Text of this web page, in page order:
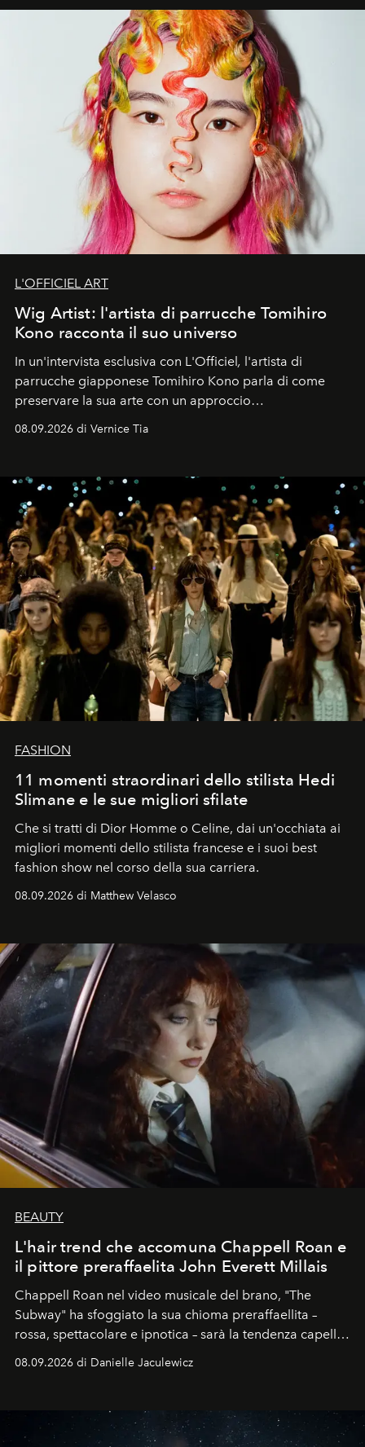
L'OFFICIEL ART
Wig Artist: l'artista di parrucche Tomihiro
Kono racconta il suo universo
In un'intervista esclusiva con L'Officiel, l'artista di
parrucche giapponese Tomihiro Kono parla di come
preservare la sua arte con un approccio
contemporaneo.
08.09.2026 di Vernice Tia
FASHION
11 momenti straordinari dello stilista Hedi
Slimane e le sue migliori sfilate
Che si tratti di Dior Homme o Celine, dai un'occhiata ai
migliori momenti dello stilista francese e i suoi best
fashion show nel corso della sua carriera.
08.09.2026 di Matthew Velasco
BEAUTY
L'hair trend che accomuna Chappell Roan e
il pittore preraffaelita John Everett Millais
Chappell Roan nel video musicale del brano, "The
Subway" ha sfoggiato la sua chioma preraffaellita –
rossa, spettacolare e ipnotica – sarà la tendenza capelli
dell'autunno?
08.09.2026 di Danielle Jaculewicz